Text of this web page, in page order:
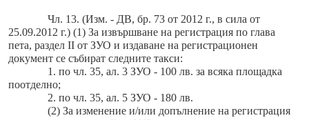
Чл. 13. (Изм. - ДВ, бр. 73 от 2012 г., в сила от
25.09.2012 г.) (1) За извършване на регистрация по глава
пета, раздел ІІ от ЗУО и издаване на регистрационен
документ се събират следните такси:
1. по чл. 35, ал. 3 ЗУО - 100 лв. за всяка площадка
поотделно;
2. по чл. 35, ал. 5 ЗУО - 180 лв.
(2) За изменение и/или допълнение на регистрация